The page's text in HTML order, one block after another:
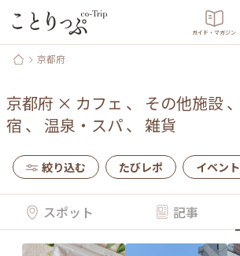
ガイド・マガジン
京都府
京都府 × カフェ 、 その他施設、
宿 、 温泉・スパ、 雑貨
絞り込む たびレポ イベント
スポット 記事